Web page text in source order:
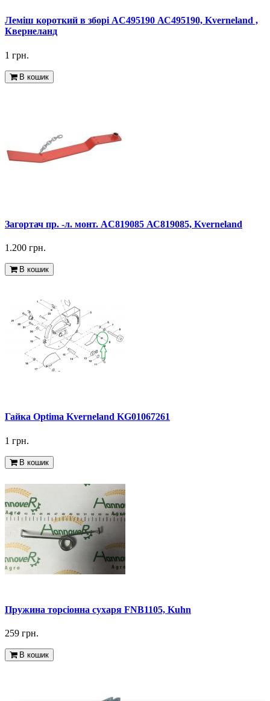
Леміш короткий в зборі AC495190 АС495190, Kverneland ,
Квернеланд
1 грн.
В кошик
Загортач пр. -л. монт. AC819085 АС819085, Kverneland
1.200 грн.
В кошик
Гайка Optima Kverneland KG01067261
1 грн.
В кошик
Пружина торсіонна сухаря FNB1105, Kuhn
259 грн.
В кошик